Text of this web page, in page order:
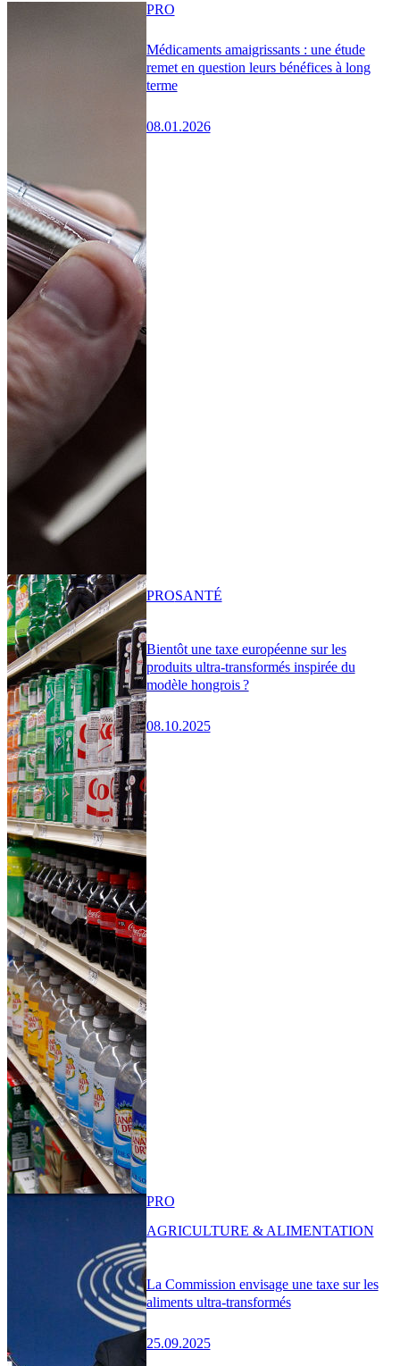
Médicaments amaigrissants : une étude
remet en question leurs bénéfices à long
terme
08.01.2026
PRO
Bientôt une taxe européenne sur les
produits ultra-transformés inspirée du
modèle hongrois ?
08.10.2025
PROSANTÉ
La Commission envisage une taxe sur les
aliments ultra-transformés
25.09.2025
PRO
AGRICULTURE & ALIMENTATION